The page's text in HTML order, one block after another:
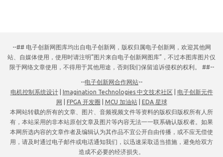
--## 电子创新网图库均出自电子创新网，版权归属电子创新网，欢迎其他网
站、自媒体使用，使用时请注明“图片来自电子创新网图库”，不过本图库图片仅
限于网络文章使用，不得用于其他用途，否则我们保留追诉侵权的权利。 ##--
--电子创新网合作网站--
电机控制系统设计| Imagination Technologies 中文技术社区
电子创新元件
网
FPGA 开发圈 MCU 加油站|
EDA 星球
本网站转载的所有的文章、图片、音频视频文件等资料的版权归版权所有人所
有，本站采用的非本站原创文章及图片等内容无法一一联系确认版权者。如果
本网所选内容的文章作者及编辑认为其作品不宜公开自由传播，或不应无偿使
用，请及时通过电子邮件或电话通知我们，以迅速采取适当措施，避免给双方
造成不必要的经济损失。